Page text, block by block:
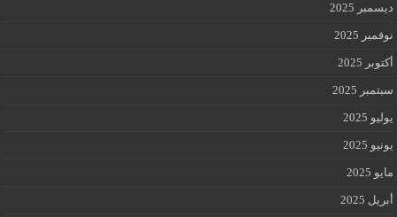
ديسمبر 2025
نوفمبر 2025
أكتوبر 2025
سبتمبر 2025
يوليو 2025
يونيو 2025
مايو 2025
أبريل 2025